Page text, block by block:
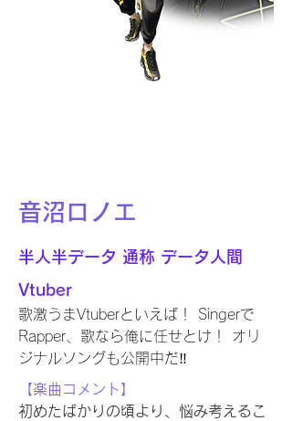
音沼ロノエ
半人半データ 通称 データ人間
Vtuber
歌激うまVtuberといえば！ Singerで
Rapper、歌なら俺に任せとけ！ オリ
ジナルソングも公開中だ‼
【楽曲コメント】
初めたばかりの頃より、悩み考えるこ